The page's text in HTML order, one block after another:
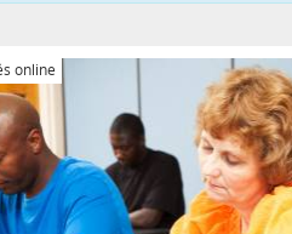
online